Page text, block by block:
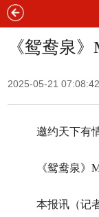
《鸳鸯泉
2025-05-21
邀约天下有
《鸳鸯泉》
本报讯（记